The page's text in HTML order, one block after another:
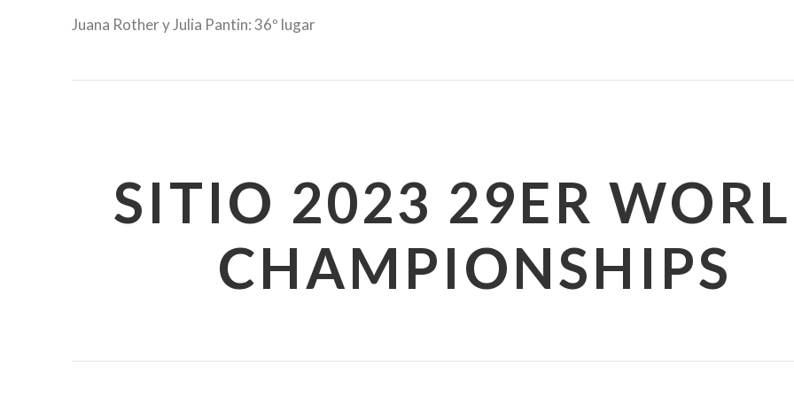
Juana Rother y Julia Pantin: 36º lugar
SITIO 2023 29ER
CHAMPIONSHIPS